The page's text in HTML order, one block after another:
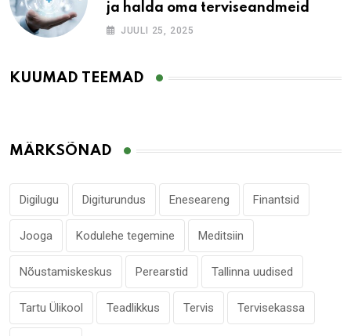
ja halda oma terviseandmeid
JUULI 25, 2025
KUUMAD TEEMAD
MÄRKSÕNAD
Digilugu Digiturundus Eneseareng Finantsid
Jooga Kodulehe tegemine Meditsiin
Nõustamiskeskus Perearstid Tallinna uudised
Tartu Ülikool Teadlikkus Tervis Tervisekassa